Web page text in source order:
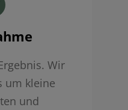
Wir
um kleine
und